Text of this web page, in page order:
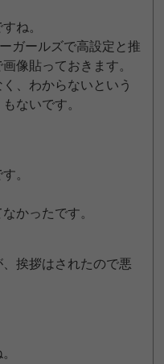
ね。
ガールズで高設定と推
像貼っておきます。
、わからないという
ないです。
。
かったです。
挨拶はされたので悪